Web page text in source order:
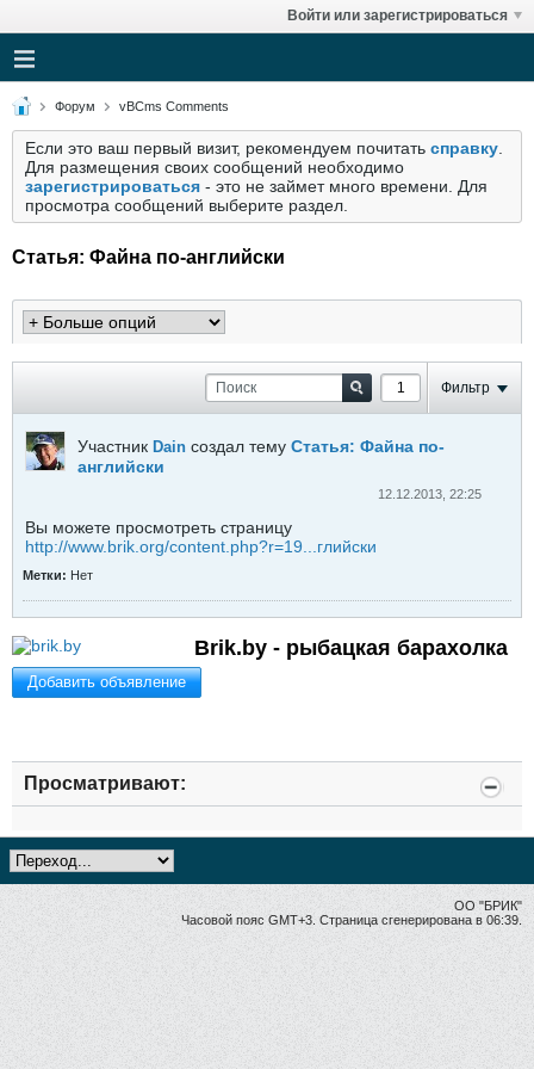
Войти или зарегистрироваться
Форум vBCms Comments
Если это ваш первый визит, рекомендуем почитать справку
Для размещения своих сообщений необходимо
зарегистрироваться - это не займет много времени. Для
просмотра сообщений выберите раздел.
Статья: Файна по-английски
Фильтр
Участник Dain создал тему Статья: Файна по-
английски
12.12.2013, 22:25
Вы можете просмотреть страницу
http://www.brik.org/content.php?r=19...глийски
Метки: Нет
Brik.by - рыбацкая барахолка
Добавить объявление
Просматривают:
ОО "БРИК"
Часовой пояс GMT+3. Страница сгенерирована в 06:39.